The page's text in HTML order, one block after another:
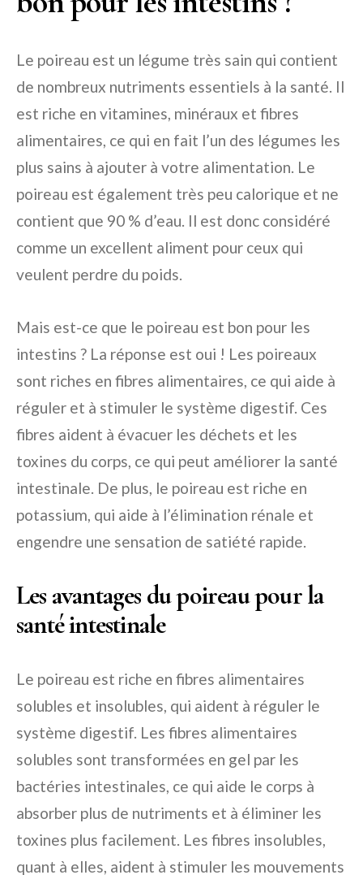
Le poireau est un légume très sain qui contient
de nombreux nutriments essentiels à la santé. Il
est riche en vitamines, minéraux et fibres
alimentaires, ce qui en fait l’un des légumes les
plus sains à ajouter à votre alimentation. Le
poireau est également très peu calorique et ne
contient que 90 % d’eau. Il est donc considéré
comme un excellent aliment pour ceux qui
veulent perdre du poids.
Mais est-ce que le poireau est bon pour les
intestins ? La réponse est oui ! Les poireaux
sont riches en fibres alimentaires, ce qui aide à
réguler et à stimuler le système digestif. Ces
fibres aident à évacuer les déchets et les
toxines du corps, ce qui peut améliorer la santé
intestinale. De plus, le poireau est riche en
potassium, qui aide à l’élimination rénale et
engendre une sensation de satiété rapide.
Les avantages du poireau pour la
santé intestinale
Le poireau est riche en fibres alimentaires
solubles et insolubles, qui aident à réguler le
système digestif. Les fibres alimentaires
solubles sont transformées en gel par les
bactéries intestinales, ce qui aide le corps à
absorber plus de nutriments et à éliminer les
toxines plus facilement. Les fibres insolubles,
quant à elles, aident à stimuler les mouvements